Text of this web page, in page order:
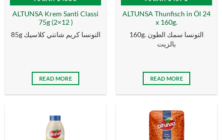
ALTUNSA Krem Santi Classi
75g (2×12 )
85g التونسا كریم شانتي كلاسیك
READ MORE
ALTUNSA Thunfisch in Öl 24
x 160g.
160g. التونسا سمك الطون
بالزیت
READ MORE